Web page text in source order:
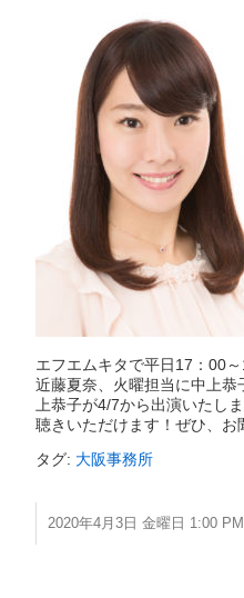
エフエムキタで平日17：00
近藤夏奈、火曜担当に中上
上恭子が4/7から出演いたし
聴きいただけます！ぜひ、お
タグ: 大阪事務所
2020年4月3日 金曜日 1:00